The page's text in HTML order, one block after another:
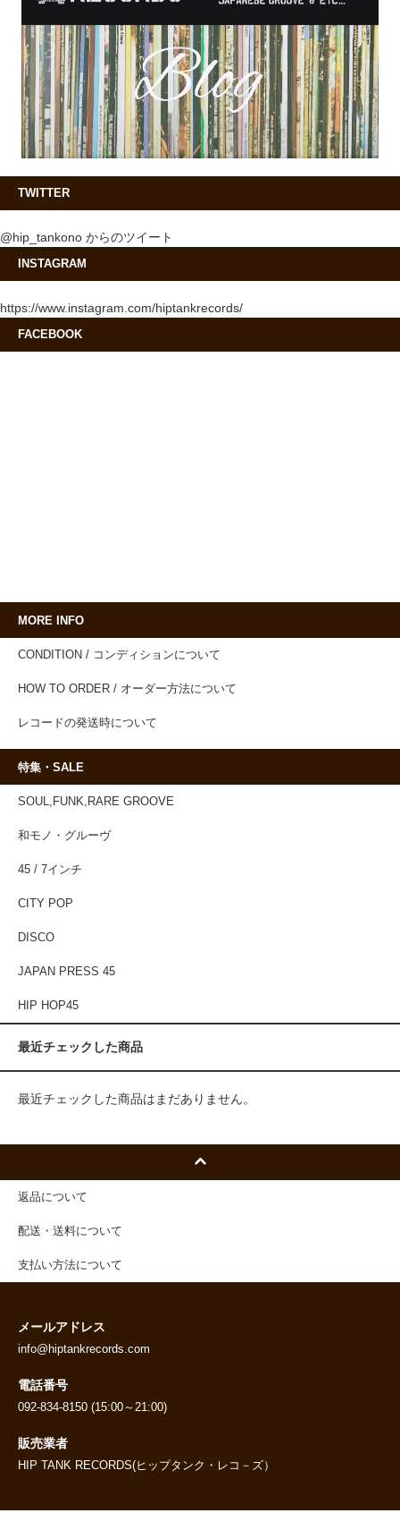
TWITTER
@hip_tankono からのツイート
INSTAGRAM
https://www.instagram.com/hiptankrecords/
FACEBOOK
MORE INFO
CONDITION / コンディションについて
HOW TO ORDER / オーダー方法について
レコードの発送時について
特集・SALE
SOUL,FUNK,RARE GROOVE
和モノ・グルーヴ
45 / 7インチ
CITY POP
DISCO
JAPAN PRESS 45
HIP HOP45
最近チェックした商品
最近チェックした商品はまだありません。
返品について
配送・送料について
支払い方法について
メールアドレス
info@hiptankrecords.com
電話番号
092-834-8150 (15:00～21:00)
販売業者
HIP TANK RECORDS(ヒップタンク・レコ－ズ）